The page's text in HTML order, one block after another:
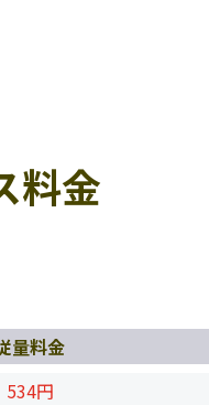
料金
量料金
534円